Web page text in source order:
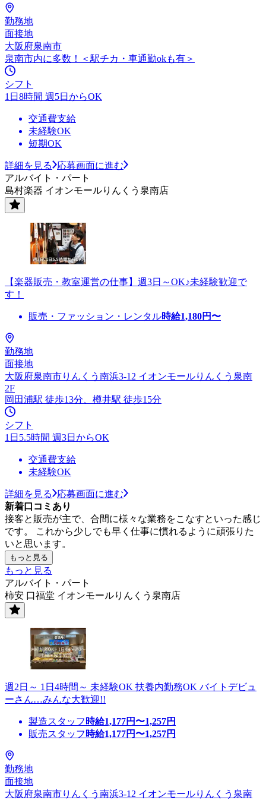
勤務地
面接地
大阪府泉南市
泉南市内に多数！＜駅チカ・車通勤okも有＞
シフト
1日8時間 週5日からOK
交通費支給
未経験OK
短期OK
詳細を見る
応募画面に進む
アルバイト・パート
島村楽器 イオンモールりんくう泉南店
【楽器販売・教室運営の仕事】週3日～OK♪未経験歓迎で
す！
販売・ファッション・レンタル時給1,180円〜
勤務地
面接地
大阪府泉南市りんくう南浜3-12 イオンモールりんくう泉南
2F
岡田浦駅 徒歩13分、樽井駅 徒歩15分
シフト
1日5.5時間 週3日からOK
交通費支給
未経験OK
詳細を見る
応募画面に進む
新着口コミあり
接客と販売が主で、合間に様々な業務をこなすといった感じ
です。 これから少しでも早く仕事に慣れるように頑張りた
いと思います。
もっと見る
もっと見る
アルバイト・パート
柿安 口福堂 イオンモールりんくう泉南店
週2日～ 1日4時間～ 未経験OK 扶養内勤務OK バイトデビュ
ーさん…みんな大歓迎!!
製造スタッフ 時給1,177円〜1,257円
販売スタッフ 時給1,177円〜1,257円
勤務地
面接地
大阪府泉南市りんくう南浜3-12 イオンモールりんくう泉南